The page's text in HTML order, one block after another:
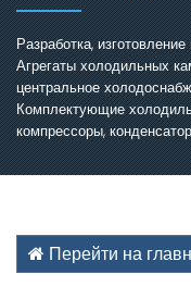
Добавить файл ⬇
Нажимая кнопку, я
данных.
Разработка,
Агрегаты холодильных
центральное
Комплектующие
компрессоры,
Перейти на